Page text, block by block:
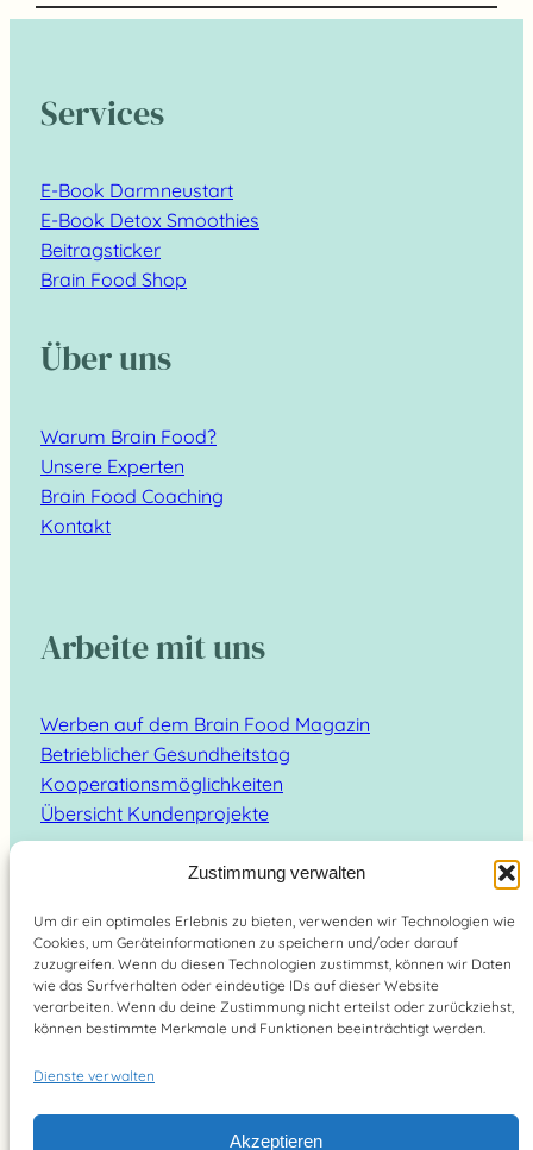
Zustimmung verwalten
Um dir ein optimales Erlebnis zu bieten, verwenden wir Technologien wie
Cookies, um Geräteinformationen zu speichern und/oder darauf
zuzugreifen. Wenn du diesen Technologien zustimmst, können wir Daten
wie das Surfverhalten oder eindeutige IDs auf dieser Website
verarbeiten. Wenn du deine Zustimmung nicht erteilst oder zurückziehst,
können bestimmte Merkmale und Funktionen beeinträchtigt werden.
Dienste verwalten
Akzeptieren
Services
E-Book Darmneustart
E-Book Detox Smoothies
Beitragsticker
Brain Food Shop
Über uns
Warum Brain Food?
Unsere Experten
Brain Food Coaching
Kontakt
Arbeite mit uns
Werben auf dem Brain Food Magazin
Betrieblicher Gesundheitstag
Kooperationsmöglichkeiten
Übersicht Kundenprojekte
Suchen
Brain Food Magazin – lebe bewusst 2026